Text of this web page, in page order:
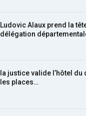
Ludovic Alaux prend la
délégation
la justice valide l’hôtel du
les places…